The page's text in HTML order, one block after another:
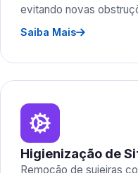
evitando novas
Saiba Mais
Higienização de
Remoção de sujeiras